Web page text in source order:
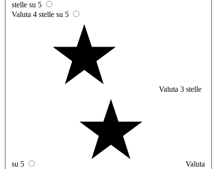
stelle su 5
Valuta 4 stelle su 5
Valuta 3 stelle
su 5
Valuta